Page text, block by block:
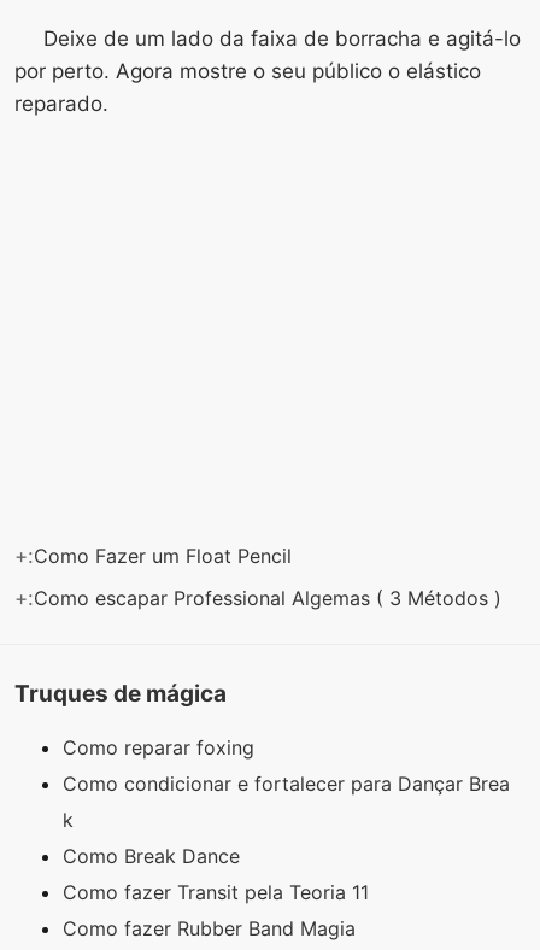
Deixe de um lado da faixa de borracha e agitá-lo
por perto. Agora mostre o seu público o elástico
reparado.
+:Como Fazer um Float Pencil
+:Como escapar Professional Algemas ( 3 Métodos )
Truques de mágica
Como reparar foxing
Como condicionar e fortalecer para Dançar Brea
k
Como Break Dance
Como fazer Transit pela Teoria 11
Como fazer Rubber Band Magia